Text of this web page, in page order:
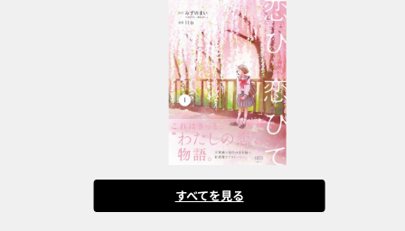
すべてを見る